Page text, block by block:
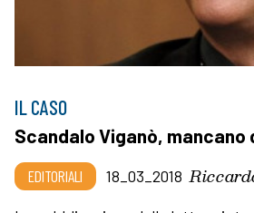
IL CASO
Scandalo Viganò,
EDITORIALI 18_03_2018